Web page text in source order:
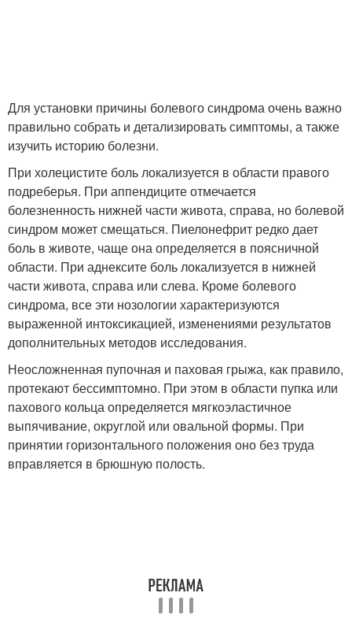
Для установки причины болевого синдрома очень важно
правильно собрать и детализировать симптомы, а также
изучить историю болезни.
При холецистите боль локализуется в области правого
подреберья. При аппендиците отмечается
болезненность нижней части живота, справа, но болевой
синдром может смещаться. Пиелонефрит редко дает
боль в животе, чаще она определяется в поясничной
области. При аднексите боль локализуется в нижней
части живота, справа или слева. Кроме болевого
синдрома, все эти нозологии характеризуются
выраженной интоксикацией, изменениями результатов
дополнительных методов исследования.
Неосложненная пупочная и паховая грыжа, как правило,
протекают бессимптомно. При этом в области пупка или
пахового кольца определяется мягкоэластичное
выпячивание, округлой или овальной формы. При
принятии горизонтального положения оно без труда
вправляется в брюшную полость.